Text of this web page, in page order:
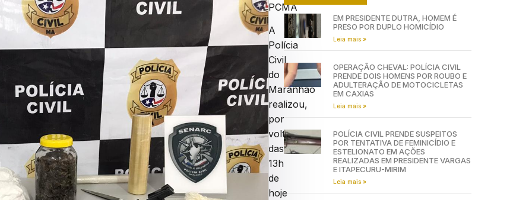
PCMA
A
Polícia
Civil
do
Maranhão
realizou,
por
volta
das
13h
de
hoje
EM PRESIDENTE DUTRA, HOMEM É
PRESO POR DUPLO HOMICÍDIO
Leia mais »
OPERAÇÃO CHEVAL: POLÍCIA CIVIL
PRENDE DOIS HOMENS POR ROUBO E
ADULTERAÇÃO DE MOTOCICLETAS
EM CAXIAS
Leia mais »
POLÍCIA CIVIL PRENDE SUSPEITOS
POR TENTATIVA DE FEMINICÍDIO E
ESTELIONATO EM AÇÕES
REALIZADAS EM PRESIDENTE VARGAS
E ITAPECURU-MIRIM
Leia mais »